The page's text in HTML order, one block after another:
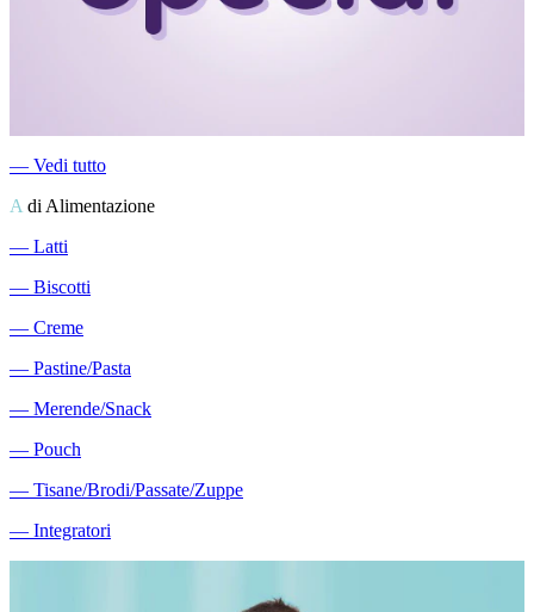
― Vedi tutto
A di Alimentazione
― Latti
― Biscotti
― Creme
― Pastine/Pasta
― Merende/Snack
― Pouch
― Tisane/Brodi/Passate/Zuppe
― Integratori